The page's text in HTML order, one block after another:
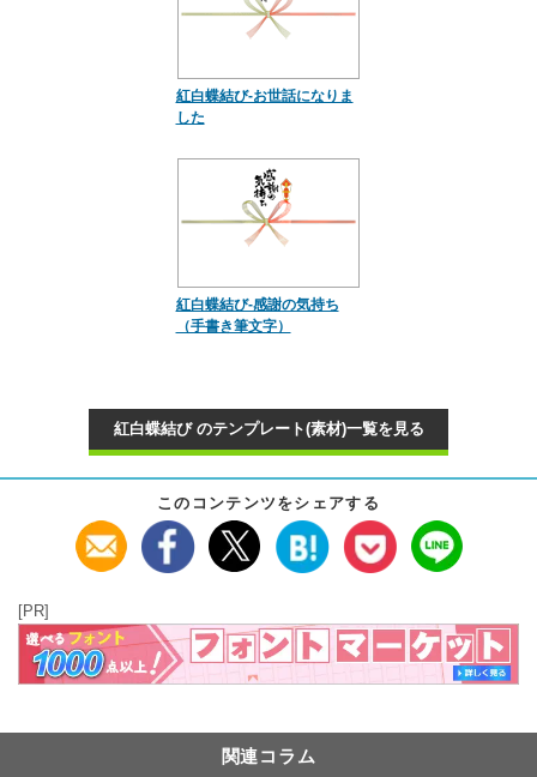
紅白蝶結び-お世話になりま
した
紅白蝶結び-感謝の気持ち
（手書き筆文字）
紅白蝶結び のテンプレート(素材)一覧を見る
このコンテンツをシェアする
[PR]
関連コラム